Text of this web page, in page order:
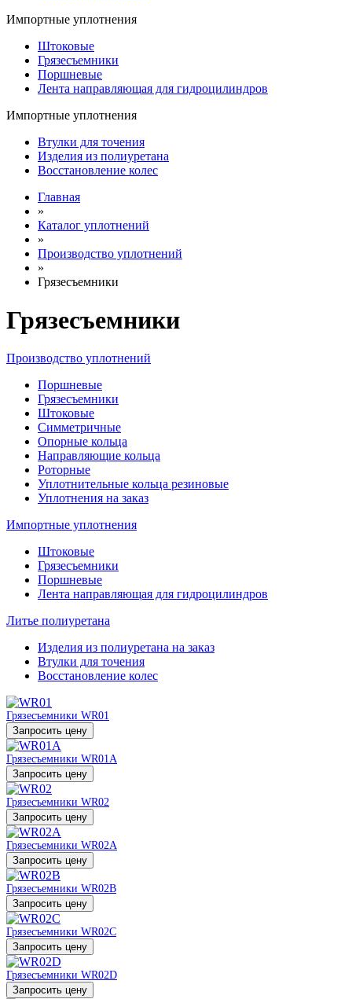
Импортные уплотнения
Штоковые
Грязесъемники
Поршневые
Лента направляющая для гидроцилиндров
Импортные уплотнения
Втулки для точения
Изделия из полиуретана
Восстановление колес
Главная
»
Каталог уплотнений
»
Производство уплотнений
»
Грязесъемники
Грязесъемники
Производство уплотнений
Поршневые
Грязесъемники
Штоковые
Симметричные
Опорные кольца
Направляющие кольца
Роторные
Уплотнительные кольца резиновые
Уплотнения на заказ
Импортные уплотнения
Штоковые
Грязесъемники
Поршневые
Лента направляющая для гидроцилиндров
Литье полиуретана
Изделия из полиуретана на заказ
Втулки для точения
Восстановление колес
Грязесъемники WR01
Запросить цену
Грязесъемники WR01A
Запросить цену
Грязесъемники WR02
Запросить цену
Грязесъемники WR02A
Запросить цену
Грязесъемники WR02B
Запросить цену
Грязесъемники WR02C
Запросить цену
Грязесъемники WR02D
Запросить цену